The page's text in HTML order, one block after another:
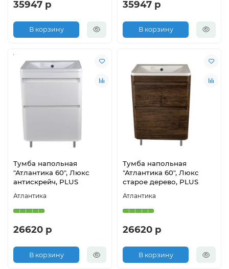
35947 р
В корзину
35947 р
В корзину
Тумба напольная
"Атлантика 60", Люкс
антискрейч, PLUS
Атлантика
26620 р
В корзину
Тумба напольная
"Атлантика 60", Люкс
старое дерево, PLUS
Атлантика
26620 р
В корзину